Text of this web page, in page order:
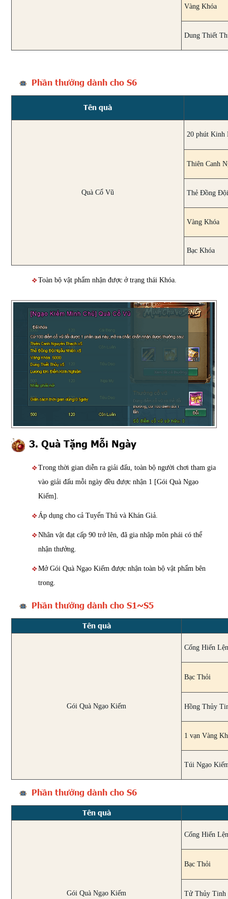
Vàng Khóa
Dung Thiết
Phần thưởng dành cho S6
Tên quà
Quà Cổ Vũ
20 phút Kinh
Thiên Canh
Thẻ Đồng
Vàng Khóa
Bạc Khóa
Toàn bộ vật phẩm nhận được ở trạng thái Khóa.
3. Quà Tặng Mỗi Ngày
Trong thời gian diễn ra giải đấu, toàn bộ người chơi tham gia
vào giải đấu mỗi ngày đều được nhận 1 [Gói Quà Ngạo
Kiếm].
Áp dụng cho cả Tuyển Thủ và Khán Giả.
Nhân vật đạt cấp 90 trở lên, đã gia nhập môn phái có thể
nhận thưởng.
Mở Gói Quà Ngạo Kiếm được nhận toàn bộ vật phẩm bên
trong.
Phần thưởng dành cho S1~S5
Tên quà
Gói Quà Ngạo Kiếm
Cống Hiến
Bạc Thỏi
Hồng Thủy
1 vạn Vàng
Túi Ngạo
Phần thưởng dành cho S6
Tên quà
Gói Quà Ngạo Kiếm
Cống Hiến
Bạc Thỏi
Tử Thủy Tinh